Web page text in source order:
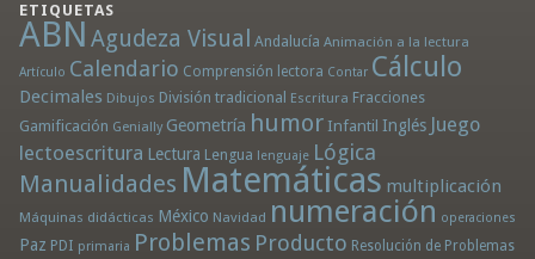
ETIQUETAS
ABN Agudeza Visual Andalucía Animación a la lectura
Artículo Calendario Comprensión lectora Contar Cálculo
Decimales Dibujos División tradicional Escritura Fracciones
Gamificación Genially Geometría humor Infantil Inglés Juego
lectoescritura Lectura Lengua lenguaje Lógica
Manualidades Matemáticas multiplicación
Máquinas didácticas México Navidad numeración operaciones
Paz PDI primaria Problemas Producto Resolución de Problemas